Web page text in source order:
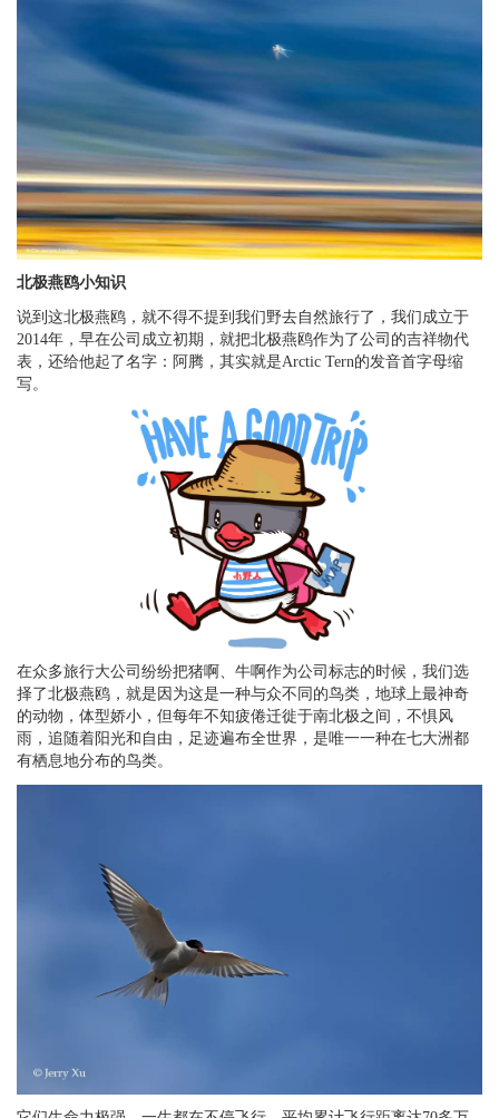
北极燕鸥小知识
说到这北极燕鸥，就不得不提到我们野去自然旅行了，我们成立于
2014年，早在公司成立初期，就把北极燕鸥作为了公司的吉祥物代
表，还给他起了名字：阿腾，其实就是Arctic Tern的发音首字母缩
写。
在众多旅行大公司纷纷把猪啊、牛啊作为公司标志的时候，我们选
择了北极燕鸥，就是因为这是一种与众不同的鸟类，地球上最神奇
的动物，体型娇小，但每年不知疲倦迁徙于南北极之间，不惧风
雨，追随着阳光和自由，足迹遍布全世界，是唯一一种在七大洲都
有栖息地分布的鸟类。